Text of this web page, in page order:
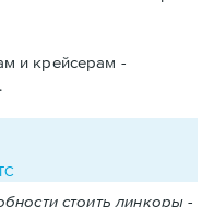
и крейсерам -
стоить линкоры -